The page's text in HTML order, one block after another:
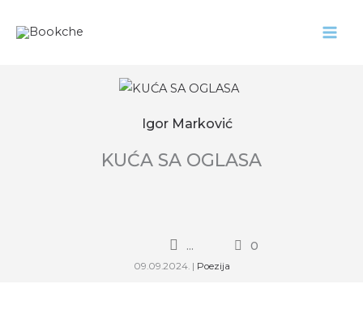
Igor Marković
KUĆA SA OGLASA
... 0
09.09.2024. | Poezija